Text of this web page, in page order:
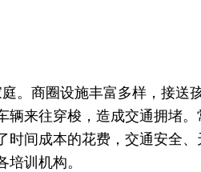
。商圈设施丰富多样，接送
辆来往穿梭，造成交通拥堵。
时间成本的花费，交通安全、
训机构。